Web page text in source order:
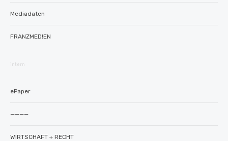
Mediadaten
FRANZMED!EN
intern
ePaper
————
WIRTSCHAFT + RECHT